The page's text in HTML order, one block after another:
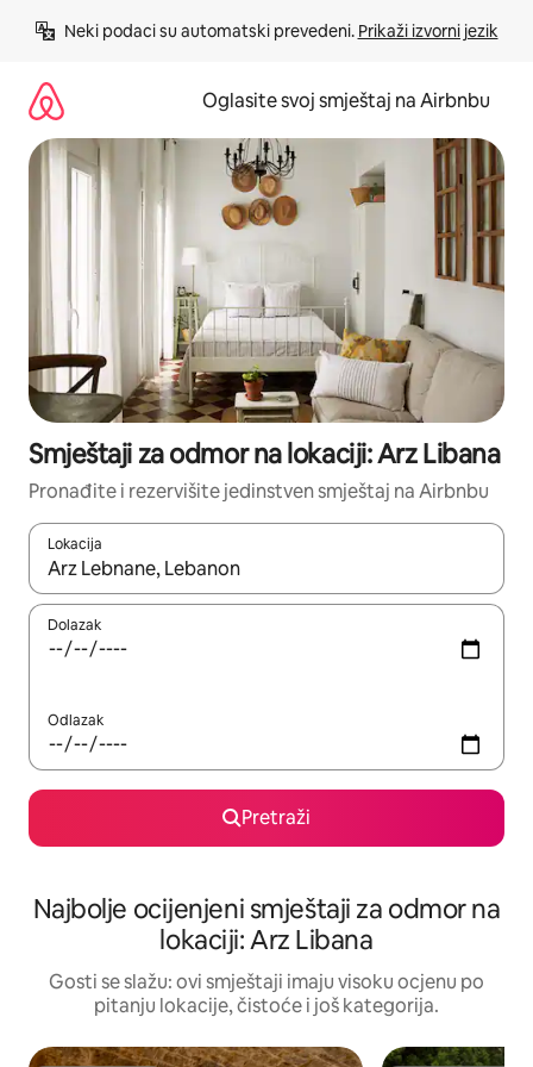
Neki podaci su automatski prevedeni. Prikaži izvorni jezik
Oglasite svoj smještaj na Airbnbu
Smještaji za odmor na lokaciji: Arz Libana
Pronađite i rezervišite jedinstven smještaj na Airbnbu
Lokacija
Kad rezultati budu dostupni, krećite se gore i dolje pomoću
Dolazak
Odlazak
Pretraži
Najbolje ocijenjeni smještaji za odmor na
lokaciji: Arz Libana
Gosti se slažu: ovi smještaji imaju visoku ocjenu po
pitanju lokacije, čistoće i još kategorija.